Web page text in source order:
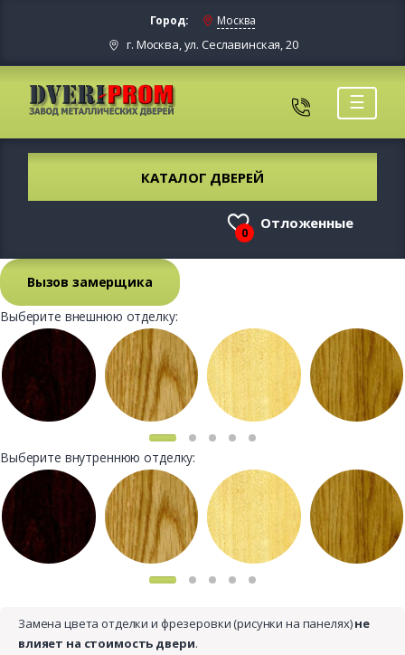
Город: Москва
г. Москва, ул. Сеславинская, 20
☰
КАТАЛОГ ДВЕРЕЙ
0
Отложенные
Вызов замерщика
Выберите внешнюю отделку:
Выберите внутреннюю отделку:
Замена цвета отделки и фрезеровки (рисунки на панелях)не
влияет на стоимость двери.